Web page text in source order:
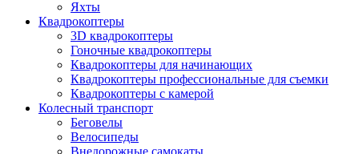
Яхты
Квадрокоптеры
3D квадрокоптеры
Гоночные квадрокоптеры
Квадрокоптеры для начинающих
Квадрокоптеры профессиональные для съемки
Квадрокоптеры с камерой
Колесный транспорт
Беговелы
Велосипеды
Внедорожные самокаты